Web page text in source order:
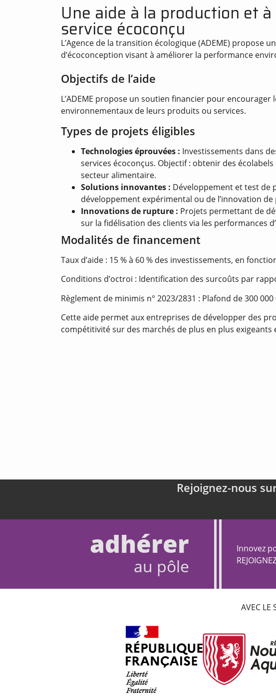
Une aide à la production et
service écoconçu
L’Agence de la transition écologique (ADEME)
d’écoconception visant à améliorer la performance
Objectifs de l’aide
L’ADEME propose un soutien financier pour
environnementaux de leurs produits ou services.
Types de projets éligibles
Technologies éprouvées : Investissements dans
services écoconçus. Objectif : obtenir des
secteur alimentaire.
Solutions innovantes : Développement et test de
développement expérimental ou de l’innovation de
Innovations de rupture : Projets permettant de
sur la fidélisation des clients via les performances
Modalités de financement
Taux d’aide : 15 % à 60 % des investissements, en
Conditions d’octroi : Identification des surcoûts par
Règlement de minimis n° 2023/2831 : Plafond de 300
Cette aide permet aux entreprises de développer des
compétitivité sur des marchés de plus en plus
Rejoignez-nous
adhérer
au pôle
Innovez
AVEC LE